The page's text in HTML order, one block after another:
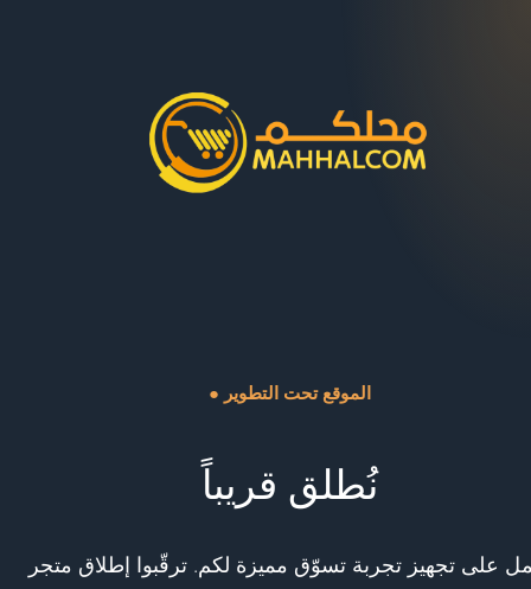
● الموقع تحت التطوير
نُطلق قريباً
على تجهيز تجربة تسوّق مميزة لكم. ترقّبوا إطلاق متجر